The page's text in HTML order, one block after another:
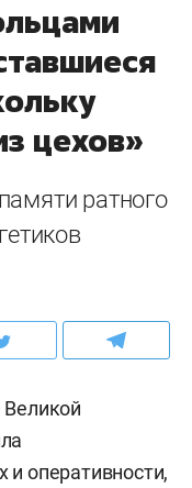
цехов»
ратного
оперативности,